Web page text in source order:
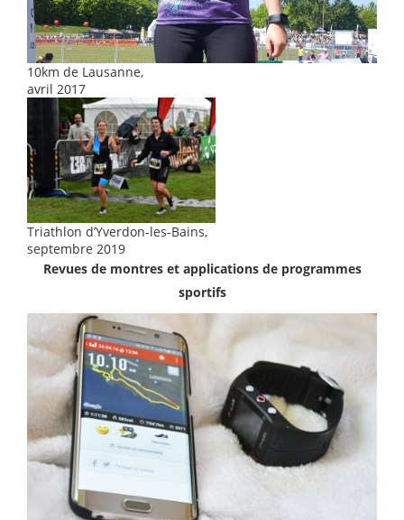
10km de Lausanne,
avril 2017
Triathlon d’Yverdon-les-Bains,
septembre 2019
Revues de montres et applications de programmes
sportifs